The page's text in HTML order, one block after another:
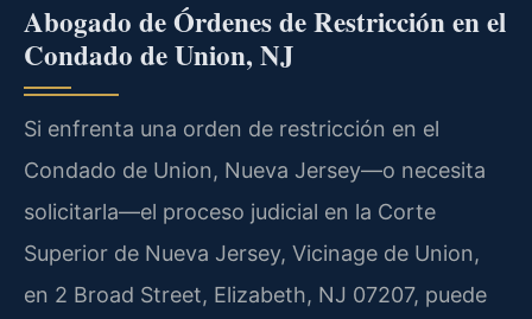
Abogado de Órdenes de Restricción en el
Condado de Union, NJ
Si enfrenta una orden de restricción en el
Condado de Union, Nueva Jersey—o necesita
solicitarla—el proceso judicial en la Corte
Superior de Nueva Jersey, Vicinage de Union,
en 2 Broad Street, Elizabeth, NJ 07207, puede